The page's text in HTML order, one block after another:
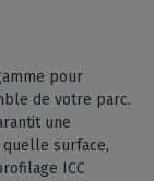
pour
de votre parc.
une
surface,
ICC